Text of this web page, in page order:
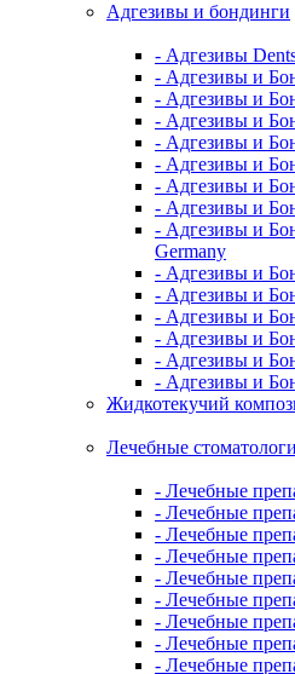
Адгезивы и бондинги
- Адгезивы
- Адгезивы и
- Адгезивы и
- Адгезивы и
- Адгезивы и
- Адгезивы и
- Адгезивы и
- Адгезивы и
- Адгезивы и
Germany
- Адгезивы и
- Адгезивы и
- Адгезивы и
- Адгезивы и
- Адгезивы и
- Адгезивы и
Жидкотекучий
Лечебные
- Лечебные
- Лечебные
- Лечебные
- Лечебные
- Лечебные
- Лечебные
- Лечебные
- Лечебные
- Лечебные